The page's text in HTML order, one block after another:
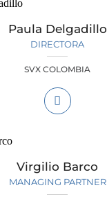
Paula Delgadillo
DIRECTORA
SVX COLOMBIA
Virgilio Barco
MANAGING PARTNER